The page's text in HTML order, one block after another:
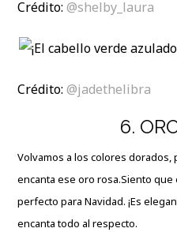
Crédito:@shelby_laura
Crédito:@jadethelibra
6.
Volvamos a los colores
encanta ese oro rosa.Siento
perfecto para Navidad. ¡Es
encanta todo al respecto.